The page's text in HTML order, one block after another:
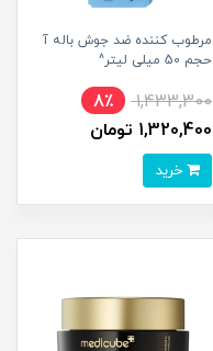
مرطوب کننده ضد جوش باله آ
حجم 50 میلی لیتر^
1,433,300
8٪
1,320,400 تومان